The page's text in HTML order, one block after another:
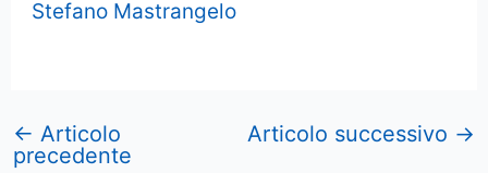
Stefano Mastrangelo
← Articolo
precedente
Articolo successivo →